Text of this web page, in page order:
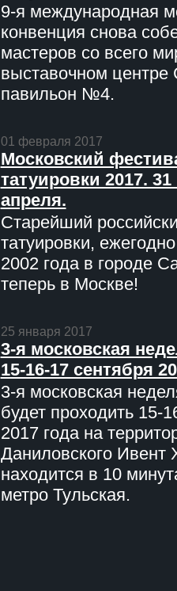
9-я международная
конвенция снова
мастеров со всего
выставочном центре
павильон №4.
01 февраля 2017
Московский
татуировки 2017. 31
апреля.
Старейший
татуировки,
2002 года в городе
теперь в Москве!
25 января 2017
3-я московская
15-16-17 сентября
3-я московская
будет проходить 15-
2017 года на
Даниловского Ивент
находится в 10
метро Тульская.